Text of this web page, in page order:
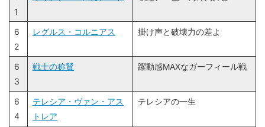
1
6
2
レグルス・コルニアス 掛け声と破壊力の差よ
6
3
戦士の称賛 躍動感MAXなガーフィール戦
6
4
テレシア・ヴァン・アス
トレア
テレシアの一生